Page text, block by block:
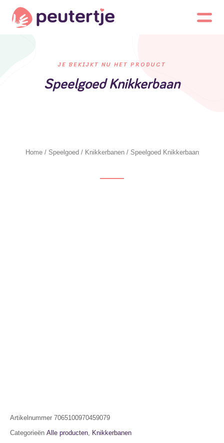
JE BEKIJKT NU HET PRODUCT
Speelgoed Knikkerbaan
Home/ Speelgoed / Knikkerbanen/ Speelgoed Knikkerbaan
Artikelnummer 7065100970459079
Categorieën Alle producten, Knikkerbanen